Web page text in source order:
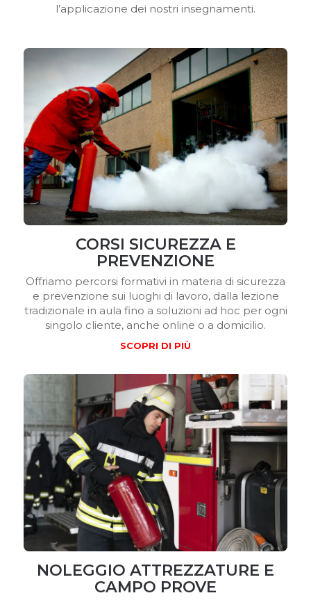
l’applicazione dei nostri insegnamenti.
CORSI SICUREZZA E
PREVENZIONE
Offriamo percorsi formativi in materia di sicurezza
e prevenzione sui luoghi di lavoro, dalla lezione
tradizionale in aula fino a soluzioni ad hoc per ogni
singolo cliente, anche online o a domicilio.
SCOPRI DI PIÙ
NOLEGGIO ATTREZZATURE E
CAMPO PROVE